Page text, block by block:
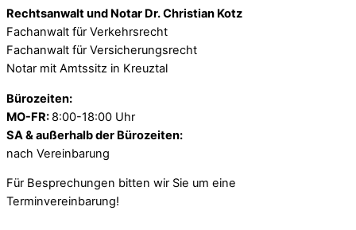
Rechtsanwalt und Notar Dr. Christian Kotz
Fachanwalt für Verkehrsrecht
Fachanwalt für Versicherungsrecht
Notar mit Amtssitz in Kreuztal
Bürozeiten:
MO-FR: 8:00-18:00 Uhr
SA & außerhalb der Bürozeiten:
nach Vereinbarung
Für Besprechungen bitten wir Sie um eine
Terminvereinbarung!